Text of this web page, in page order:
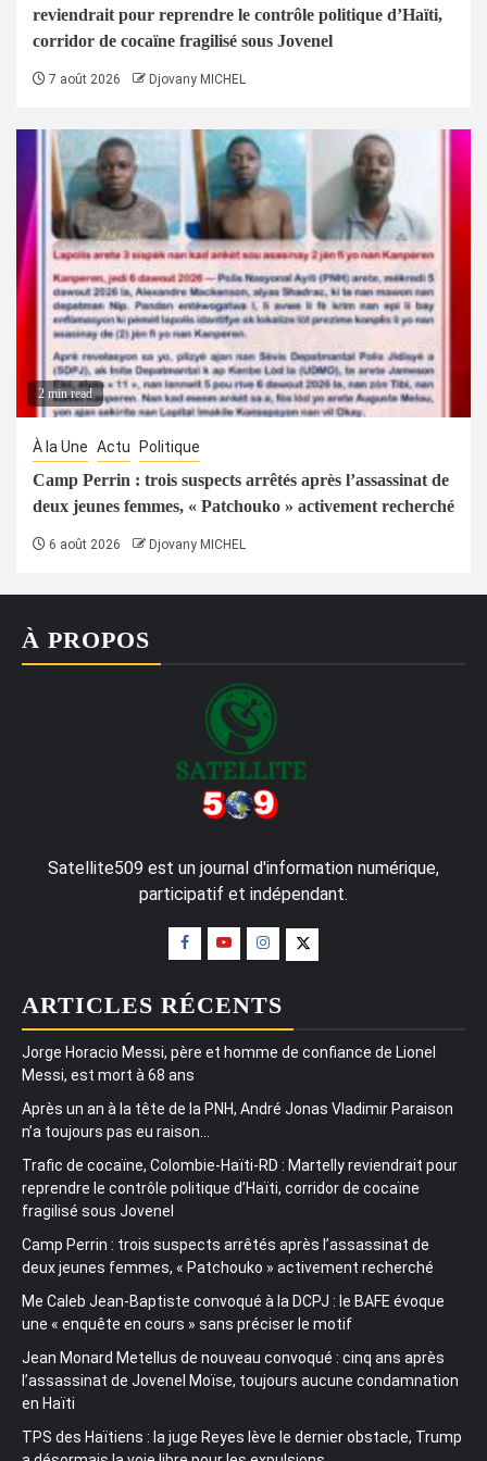
reviendrait pour reprendre le contrôle politique d’Haïti,
corridor de cocaïne fragilisé sous Jovenel
7 août 2026 Djovany MICHEL
2 min read
À la Une Actu Politique
Camp Perrin : trois suspects arrêtés après l’assassinat de
deux jeunes femmes, « Patchouko » activement recherché
6 août 2026 Djovany MICHEL
À PROPOS
Satellite509 est un journal d'information numérique,
participatif et indépendant.
ARTICLES RÉCENTS
Jorge Horacio Messi, père et homme de confiance de Lionel
Messi, est mort à 68 ans
Après un an à la tête de la PNH, André Jonas Vladimir Paraison
n’a toujours pas eu raison…
Trafic de cocaïne, Colombie-Haïti-RD : Martelly reviendrait pour
reprendre le contrôle politique d’Haïti, corridor de cocaïne
fragilisé sous Jovenel
Camp Perrin : trois suspects arrêtés après l’assassinat de
deux jeunes femmes, « Patchouko » activement recherché
Me Caleb Jean-Baptiste convoqué à la DCPJ : le BAFE évoque
une « enquête en cours » sans préciser le motif
Jean Monard Metellus de nouveau convoqué : cinq ans après
l’assassinat de Jovenel Moïse, toujours aucune condamnation
en Haïti
TPS des Haïtiens : la juge Reyes lève le dernier obstacle, Trump